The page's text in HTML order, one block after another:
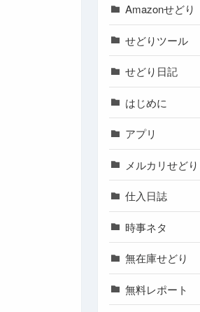
Amazonせどり
せどりツール
せどり日記
はじめに
アプリ
メルカリせどり
仕入日誌
時事ネタ
無在庫せどり
無料レポート